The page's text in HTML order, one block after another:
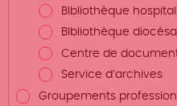
BIbliothèque
BIbliothèque
Centre de
Service d’archives
Groupements